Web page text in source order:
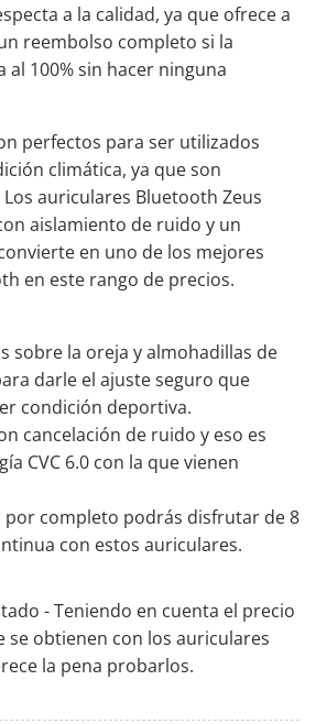
a la calidad, ya que ofrece a
reembolso completo si la
al 100% sin hacer ninguna
perfectos para ser utilizados
climática, ya queson
Los auriculares Bluetooth Zeus
aislamiento de ruido y un
en uno de los mejores
en este rango de precios.
sobre la oreja y almohadillas de
darle el ajuste seguro que
condición deportiva.
cancelación de ruido y eso es
CVC 6.0 con la que vienen
por completo podrás disfrutar de 8
con estos auriculares.
- Teniendo en cuenta el precio
se obtienen con los auriculares
la pena probarlos.